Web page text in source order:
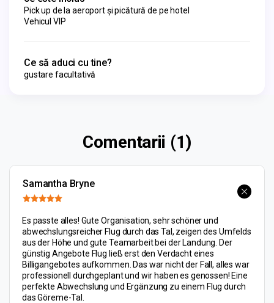
Pick up de la aeroport și picătură de pe hotel
Vehicul VIP
Ce să aduci cu tine?
gustare facultativă
Comentarii (1)
Samantha Bryne
Es passte alles! Gute Organisation, sehr schöner und
abwechslungsreicher Flug durch das Tal, zeigen des Umfelds
aus der Höhe und gute Teamarbeit bei der Landung. Der
günstig Angebote Flug ließ erst den Verdacht eines
Billigangebotes aufkommen. Das war nicht der Fall, alles war
professionell durchgeplant und wir haben es genossen! Eine
perfekte Abwechslung und Ergänzung zu einem Flug durch
das Göreme-Tal.